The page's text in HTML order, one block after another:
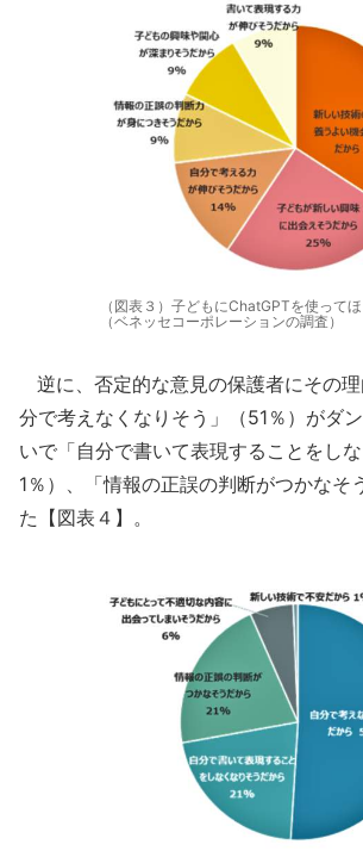
（図表３）子どもにChatGPTを使って
（ベネッセコーポレーションの調査）
逆に、否定的な意見の保護者にその
分で考えなくなりそう」（51％）がダ
いで「自分で書いて表現することをし
1％）、「情報の正誤の判断がつかなそ
た【図表４】。